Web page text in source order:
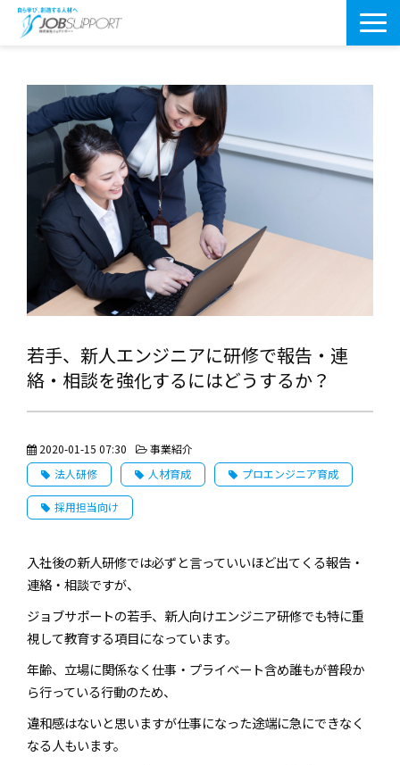
よくあるご質問
導入事例
お役立ちブログ
会社案内・アクセス
若手、新人エンジニアに研修で報告・連
絡・相談を強化するにはどうするか？
2020-01-15 07:30
事業紹介
法人研修
人材育成 プロエンジニア育成
採用担当向け
入社後の新人研修では必ずと言っていいほど出てくる報告・
連絡・相談ですが、
ジョブサポートの若手、新人向けエンジニア研修でも特に重
視して教育する項目になっています。
年齢、立場に関係なく仕事・プライベート含め誰もが普段か
ら行っている行動のため、
違和感はないと思いますが仕事になった途端に急にできなく
なる人もいます。